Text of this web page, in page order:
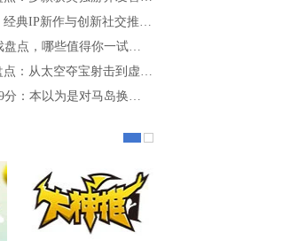
经典IP新作与创新社交推…
盘点，哪些值得你一试…
点：从太空夺宝射击到虚…
分：本以为是对马岛换…